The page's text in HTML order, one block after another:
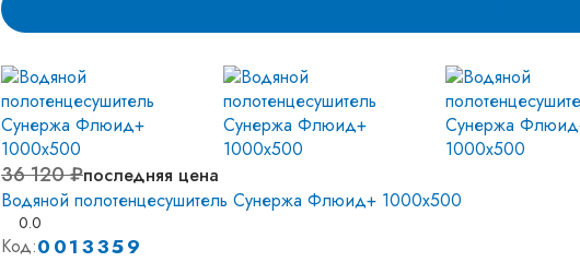
36 120 ₽последняя цена
Водяной полотенцесушитель Сунержа Флюид+ 1000х500
0.0
Код:0013359